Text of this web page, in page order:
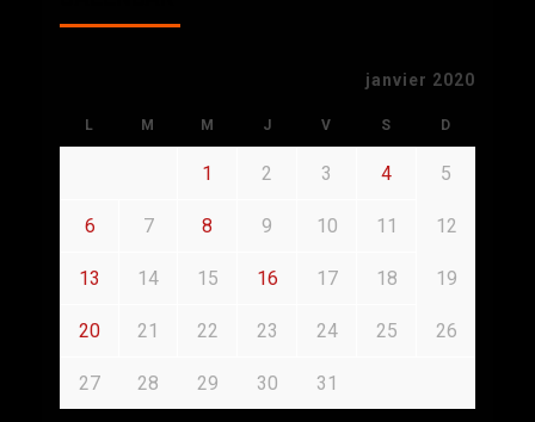
janvier 2020
L M M J V S D
1 2 3 4 5
6 7 8 9 10 11 12
13 14 15 16 17 18 19
20 21 22 23 24 25 26
27 28 29 30 31